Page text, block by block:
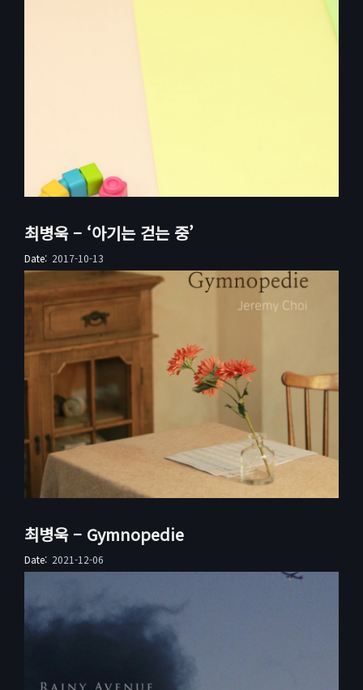
최병욱 – ‘아기는 걷는 중’
Date: 2017-10-13
최병욱 – Gymnopedie
Date: 2021-12-06